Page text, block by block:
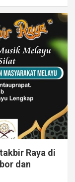
Raya di
dan